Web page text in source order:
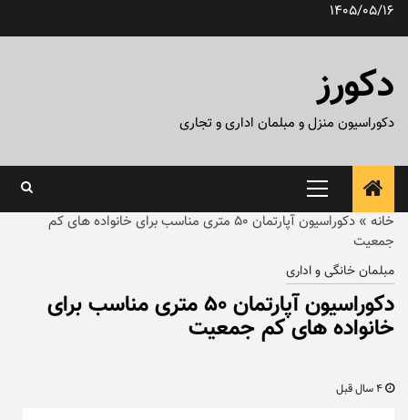
پرش1405/05/16
دکورز
دکوراسیون منزل و مبلمان اداری و تجاری
منوی
اصلی
خانه »
دکوراسیون آپارتمان ۵۰ متری مناسب برای خانواده های کم
جمعیت
مبلمان خانگی و اداری
دکوراسیون آپارتمان ۵۰ متری مناسب برای
خانواده های کم جمعیت